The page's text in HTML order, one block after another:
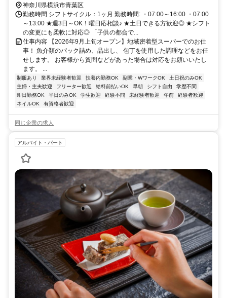
「新百合ヶ丘駅」より小田急バス「あざみ野ガーデンズ」バス停下車
徒歩10分
神奈川県横浜市青葉区
勤務時間 シフトサイクル：1ヶ月 勤務時間: ・07:00～16:00 ・07:00
～13:00 ★週3日～OK！曜日応相談♪ ★土日できる方歓迎◎ ★シフト
の変更にも柔軟に対応◎ 「子供の都合で...
仕事内容 【2026年9月上旬オープン】地域密着型スーパーでのお仕
事！ 魚介類のパック詰め、品出し、 包丁を使用した調理などをお任
せします。 お客様から質問などがあった場合は対応をお願いいたし
ます。 ...
制服あり 業界未経験者歓迎 扶養内勤務OK 副業・WワークOK
土日祝のみOK
主婦・主夫歓迎
フリーター歓迎 給料前払いOK 早朝 シフト自由
学歴不問
即日勤務OK
平日のみOK 学生歓迎 経験不問 未経験者歓迎 午前
経験者歓迎
ネイルOK
有資格者歓迎
同じ企業の求人
アルバイト・パート